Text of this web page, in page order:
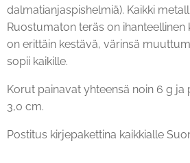
dalmatianjaspishelmiä). Kaikki
Ruostumaton teräs on
on erittäin kestävä, värinsä
sopii kaikille.
Korut painavat yhteensä noin 6 g ja
3,0 cm.
Postitus kirjepakettina kaikkialle